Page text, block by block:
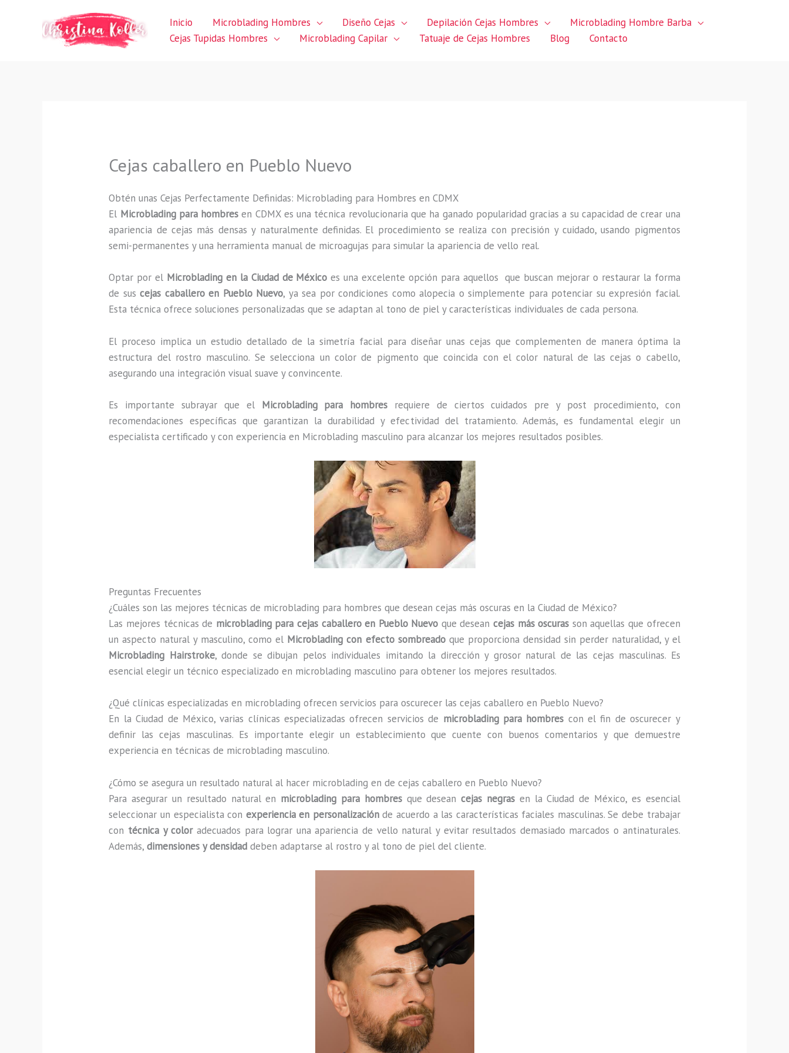
Inicio Microblading Hombres Diseño Cejas Depilación Cejas Hombres
Microblading Hombre Barba
Cejas Tupidas Hombres
Microblading Capilar Tatuaje de Cejas Hombres Blog Contacto
Cejas caballero en Pueblo Nuevo
Obtén unas Cejas Perfectamente Definidas: Microblading para Hombres en CDMX
El Microblading para hombres en CDMX es una técnica revolucionaria que ha ganado popularidad gracias a su capacidad de crear una
apariencia de cejas más densas y naturalmente definidas. El procedimiento se realiza con precisión y cuidado, usando pigmentos
semi-permanentes y una herramienta manual de microagujas para simular la apariencia de vello real.
Optar por el Microblading en la Ciudad de México es una excelente opción para aquellos que buscan mejorar o restaurar la forma
de sus cejas caballero en Pueblo Nuevo, ya sea por condiciones como alopecia o simplemente para potenciar su expresión facial.
Esta técnica ofrece soluciones personalizadas que se adaptan al tono de piel y características individuales de cada persona.
El proceso implica un estudio detallado de la simetría facial para diseñar unas cejas que complementen de manera óptima la
estructura del rostro masculino. Se selecciona un color de pigmento que coincida con el color natural de las cejas o cabello,
asegurando una integración visual suave y convincente.
Es importante subrayar que el Microblading para hombres requiere de ciertos cuidados pre y post procedimiento, con
recomendaciones específicas que garantizan la durabilidad y efectividad del tratamiento. Además, es fundamental elegir un
especialista certificado y con experiencia en Microblading masculino para alcanzar los mejores resultados posibles.
Preguntas Frecuentes
¿Cuáles son las mejores técnicas de microblading para hombres que desean cejas más oscuras en la Ciudad de México?
Las mejores técnicas de microblading para cejas caballero en Pueblo Nuevo que deseancejas más oscuras son aquellas que ofrecen
un aspecto natural y masculino, como el Microblading con efecto sombreadoque proporciona densidad sin perder naturalidad, y el
Microblading Hairstroke, donde se dibujan pelos individuales imitando la dirección y grosor natural de las cejas masculinas. Es
esencial elegir un técnico especializado en microblading masculino para obtener los mejores resultados.
¿Qué clínicas especializadas en microblading ofrecen servicios para oscurecer las cejas caballero en Pueblo Nuevo?
En la Ciudad de México, varias clínicas especializadas ofrecen servicios de microblading para hombres con el fin de oscurecer y
definir las cejas masculinas. Es importante elegir un establecimiento que cuente con buenos comentarios y que demuestre
experiencia en técnicas de microblading masculino.
¿Cómo se asegura un resultado natural al hacer microblading en de cejas caballero en Pueblo Nuevo?
Para asegurar un resultado natural en microblading para hombresque deseancejas negras en la Ciudad de México, es esencial
seleccionar un especialista con experiencia en personalizaciónde acuerdo a las características faciales masculinas. Se debe trabajar
con técnica y coloradecuados para lograr una apariencia de vello natural y evitar resultados demasiado marcados o antinaturales.
Además,dimensiones y densidad deben adaptarse al rostro y al tono de piel del cliente.